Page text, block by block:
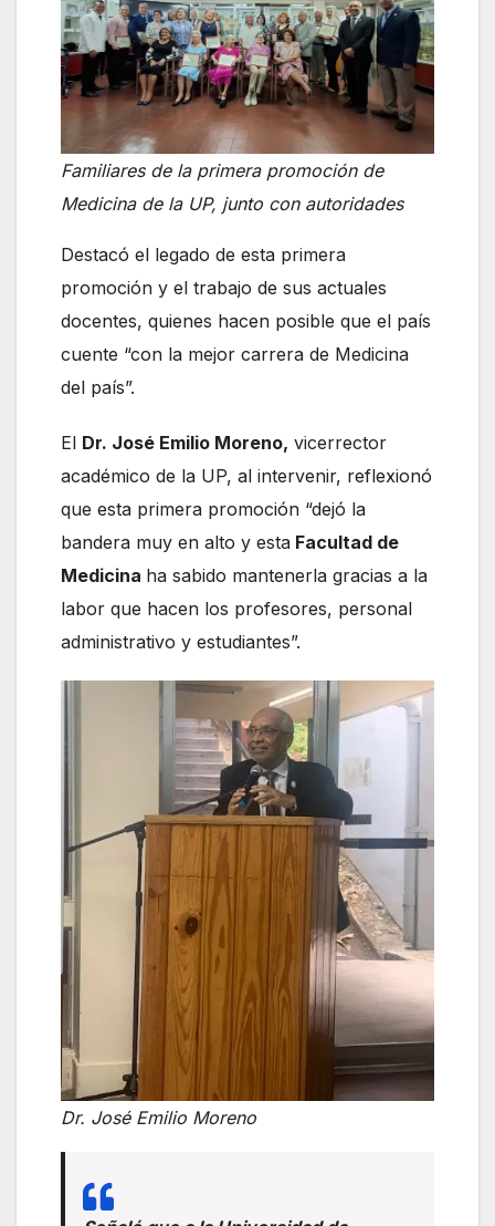
Familiares de la primera promoción de
Medicina de la UP, junto con autoridades
Destacó el legado de esta primera
promoción y el trabajo de sus actuales
docentes, quienes hacen posible que el país
cuente “con la mejor carrera de Medicina
del país”.
El Dr. José Emilio Moreno, vicerrector
académico de la UP, al intervenir, reflexionó
que esta primera promoción “dejó la
bandera muy en alto y esta Facultad de
Medicina ha sabido mantenerla gracias a la
labor que hacen los profesores, personal
administrativo y estudiantes”.
Dr. José Emilio Moreno